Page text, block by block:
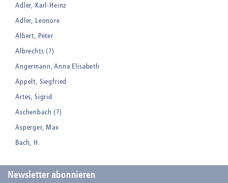
Adler, Karl-Heinz
Adler, Leonore
Albert, Peter
Albrechts (?)
Angermann, Anna Elisabeth
Appelt, Siegfried
Artes, Sigrid
Aschenbach (?)
Asperger, Max
Bach, H.
Balden, Theo , eigentlich Otto Koehler
Newsletter abonnieren